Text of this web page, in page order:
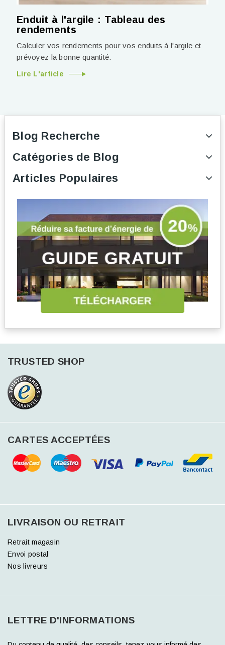
Enduit à l'argile : Tableau des
rendements
Calculer vos rendements pour vos enduits à l'argile et
prévoyez la bonne quantité.
Lire L'article
Blog Recherche
Catégories de Blog
Articles Populaires
TRUSTED SHOP
CARTES ACCEPTÉES
LIVRAISON OU RETRAIT
Retrait magasin
Envoi postal
Nos livreurs
LETTRE D'INFORMATIONS